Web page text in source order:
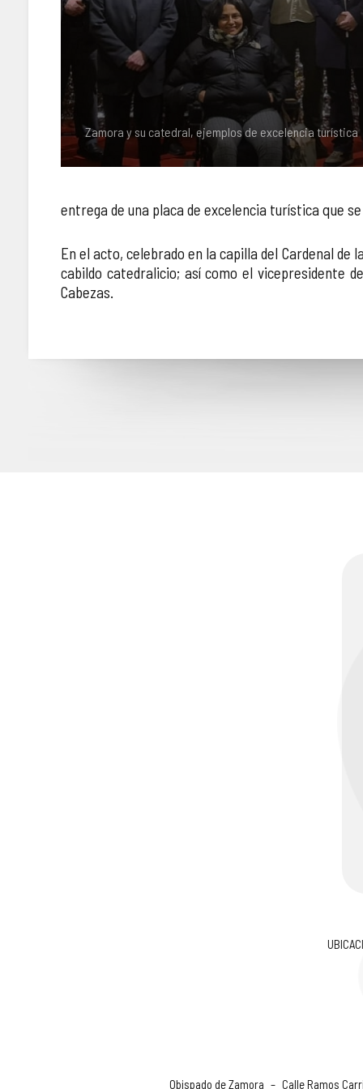
Zamora y su catedral, ejemplos de excelencia turística
entrega de una placa de excelencia turística que
En el acto, celebrado en la capilla del Cardenal
cabildo catedralicio; así como el vicepresidente
Cabezas.
Obispado de Zamora – Calle Ramos